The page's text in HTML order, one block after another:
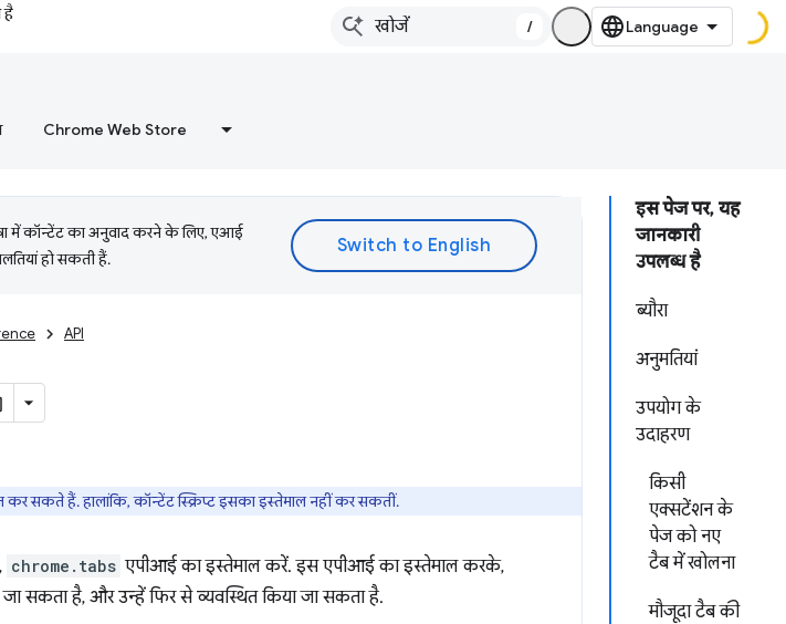
है
/
Chrome Web Store
इस पेज पर, यह
जानकारी
उपलब्ध है
ब्यौरा
अनुमतियां
उपयोग के
उदाहरण
किसी
एक्सटेंशन के
पेज को नए
टैब में खोलना
मौजूदा टैब की
में कॉन्टेंट का अनुवाद करने के लिए, एआई
हो सकती हैं.
API
सकते हैं. हालांकि, कॉन्टेंट स्क्रिप्ट इसका इस्तेमाल नहीं कर सकतीं.
chrome.tabs एपीआई का इस्तेमाल करें. इस एपीआई का इस्तेमाल करके,
सकता है, और उन्हें फिर से व्यवस्थित किया जा सकता है.